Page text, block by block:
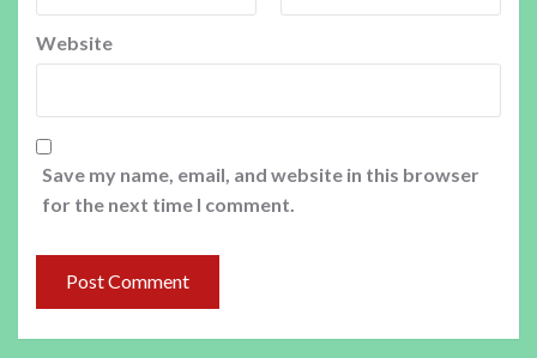
Website
Save my name, email, and website in this browser
for the next time I comment.